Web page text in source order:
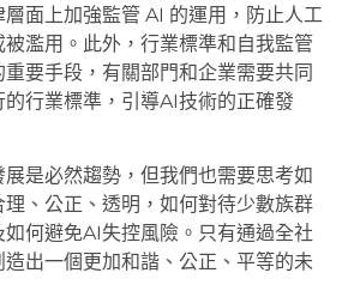
面上加強監管 AI 的運用，防止人工
濫用。此外，行業標準和自我監管
要手段，有關部門和企業需要共同
行業標準，引導AI技術的正確發
是必然趨勢，但我們也需要思考如
、公正、透明，如何對待少數族群
何避免AI失控風險。只有通過全社
出一個更加和諧、公正、平等的未